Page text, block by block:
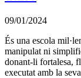
09/01/2024
És una escola
manipulat ni
donant-li fortalesa,
executat amb la